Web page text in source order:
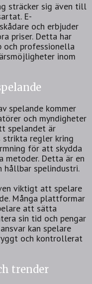
sträcker sig även till
E-
och erbjuder
priser. Detta har
och professionella
inom
spelande kommer
och myndigheter
spelandet är
strikta regler kring
för att skydda
metoder. Detta är en
spelindustri.
viktigt att spelare
Många plattformar
att sätta
sin tid och pengar
kan spelare
och kontrollerat
trender